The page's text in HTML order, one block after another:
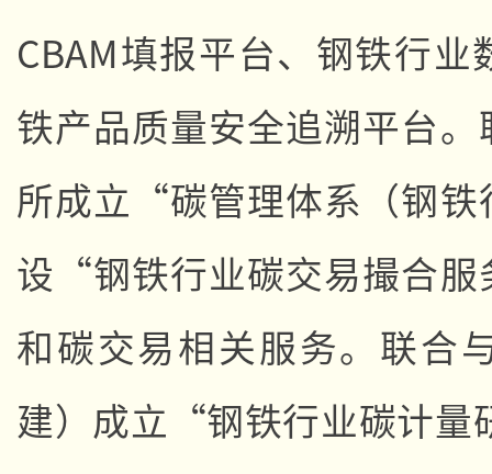
CBAM填报平台、钢铁行
铁产品质量安全追溯平台
所成立“碳管理体系（钢
设“钢铁行业碳交易撮合
和碳交易相关服务。联合
建）成立“钢铁行业碳计量